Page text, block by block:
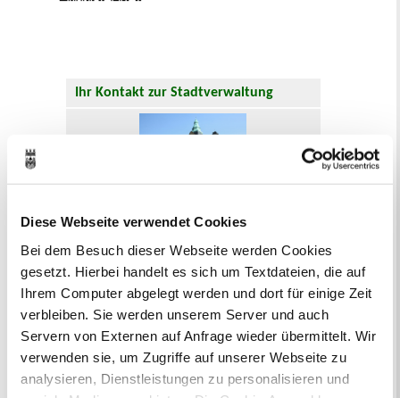
Diese Webseite verwendet Cookies
Bei dem Besuch dieser Webseite werden Cookies
gesetzt. Hierbei handelt es sich um Textdateien, die auf
Ihrem Computer abgelegt werden und dort für einige Zeit
verbleiben. Sie werden unserem Server und auch
Servern von Externen auf Anfrage wieder übermittelt. Wir
verwenden sie, um Zugriffe auf unserer Webseite zu
analysieren, Dienstleistungen zu personalisieren und
Ihr Kontakt zur Stadtverwaltung
Ausländerangelegenheiten
Beurkundung Vaterschaft, Sorge
und Unterhalt
Gewerbeangelegenheiten
Urkundenservice
Online-Service (Serviceportal)
Kontaktformular